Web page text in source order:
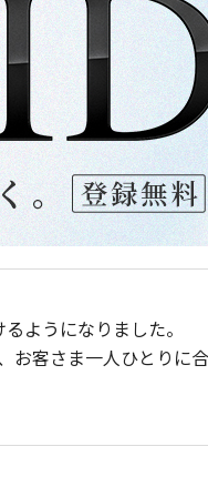
ようになりました。
お客さま一人ひとりに